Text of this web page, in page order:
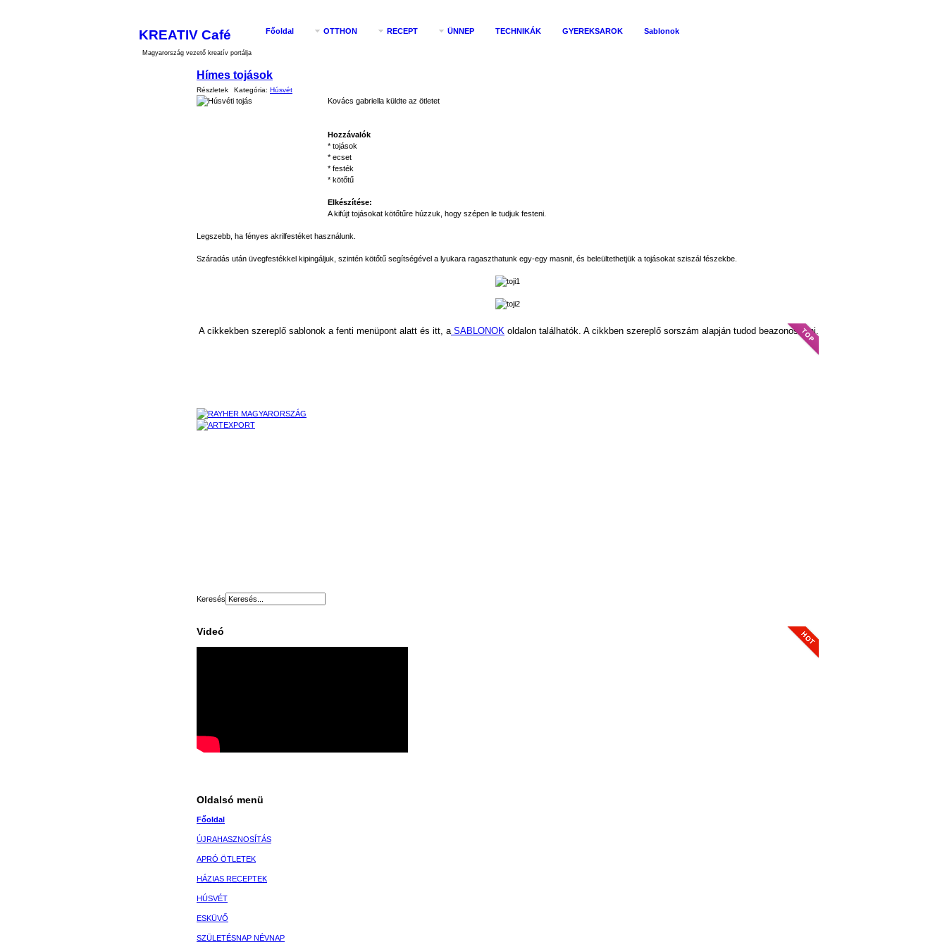
KREATIV Café
Magyarország vezető kreatív portálja
Főoldal OTTHON RECEPT ÜNNEP TECHNIKÁK GYEREKSAROK Sablonok
Hímes tojások
Részletek Kategória: Húsvét
Kovács gabriella küldte az ötletet
Hozzávalók
* tojások
* ecset
* festék
* kötőtű
Elkészítése:
A kifújt tojásokat kötőtűre húzzuk, hogy szépen le tudjuk festeni.
Legszebb, ha fényes akrilfestéket használunk.
Száradás után üvegfestékkel kipingáljuk, szintén kötőtű segítségével a lyukara ragaszthatunk egy-egy masnit, és beleültethetjük a tojásokat sziszál fészekbe.
A cikkekben szereplő sablonok a fenti menüpont alatt és itt, aSABLONOK oldalon találhatók. A cikkben szereplő sorszám alapján tudod beazonosítani.
Keresés
Videó
Oldalsó menü
Főoldal
ÚJRAHASZNOSÍTÁS
APRÓ ÖTLETEK
HÁZIAS RECEPTEK
HÚSVÉT
ESKÜVŐ
SZÜLETÉSNAP NÉVNAP